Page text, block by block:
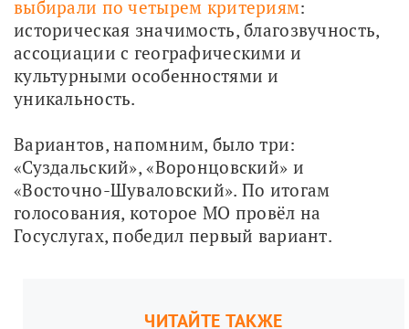
выбирали по четырем критериям:
историческая значимость, благозвучность,
ассоциации с географическими и
культурными особенностями и
уникальность.
Вариантов, напомним, было три:
«Суздальский», «Воронцовский» и
«Восточно-Шуваловский». По итогам
голосования, которое МО провёл на
Госуслугах, победил первый вариант.
ЧИТАЙТЕ ТАКЖЕ